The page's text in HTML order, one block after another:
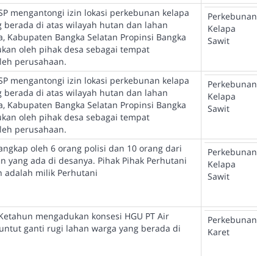
mengantongi izin lokasi perkebunan kelapa
berada di atas wilayah hutan dan lahan
Kabupaten Bangka Selatan Propinsi Bangka
oleh pihak desa sebagai tempat
perusahaan.
Perkebunan
Kelapa
Sawit
mengantongi izin lokasi perkebunan kelapa
berada di atas wilayah hutan dan lahan
Kabupaten Bangka Selatan Propinsi Bangka
oleh pihak desa sebagai tempat
perusahaan.
Perkebunan
Kelapa
Sawit
oleh 6 orang polisi dan 10 orang dari
ada di desanya. Pihak Pihak Perhutani
adalah milik Perhutani
Perkebunan
Kelapa
Sawit
mengadukan konsesi HGU PT Air
ganti rugi lahan warga yang berada di
Perkebunan
Karet